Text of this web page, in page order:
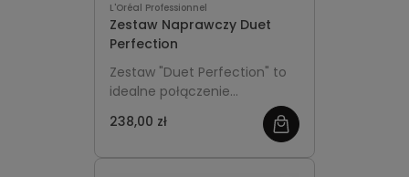
L'Oréal Professionnel
Zestaw Naprawczy Duet
Perfection
Zestaw "Duet Perfection" to
idealne połączenie
regenerującego szamponu i
maski bez spłukiwania z linii
238,00 zł